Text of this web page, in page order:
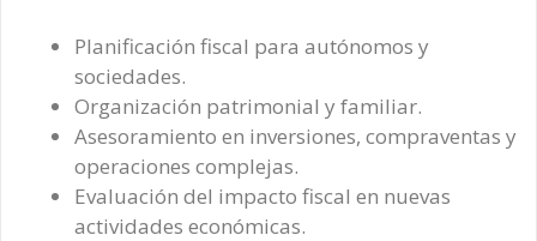
Planificación fiscal para autónomos y
sociedades.
Organización patrimonial y familiar.
Asesoramiento en inversiones, compraventas y
operaciones complejas.
Evaluación del impacto fiscal en nuevas
actividades económicas.